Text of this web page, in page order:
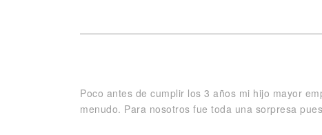
Poco antes de cumplir los 3 años mi hijo mayor
menudo. Para nosotros fue toda una sorpresa